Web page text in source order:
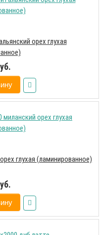
орех глухая
глухая (ламинированное)